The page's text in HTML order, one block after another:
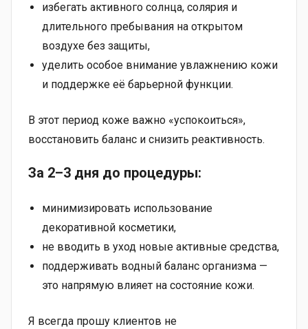
избегать активного солнца, солярия и
длительного пребывания на открытом
воздухе без защиты,
уделить особое внимание увлажнению кожи
и поддержке её барьерной функции.
В этот период коже важно «успокоиться»,
восстановить баланс и снизить реактивность.
За 2–3 дня до процедуры:
минимизировать использование
декоративной косметики,
не вводить в уход новые активные средства,
поддерживать водный баланс организма —
это напрямую влияет на состояние кожи.
Я всегда прошу клиентов не